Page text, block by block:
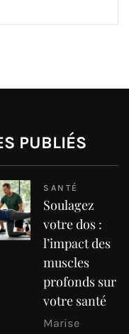
PUBLIÉS
SANTÉ
Soulagez
votre dos :
l’impact des
muscles
profonds sur
votre santé
Marise